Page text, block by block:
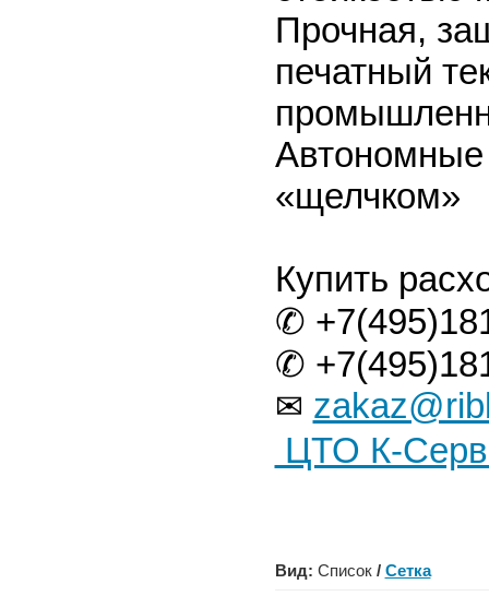
Прочная,
печатный
Автономные
«щелчком»
Купить
✆
✆
✉
ЦТО К-
Вид: Список / Сетка